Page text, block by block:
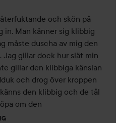
och skön på
in. Man känner sig klibbig
måste duscha av mig den
Jag gillar dock hur slät min
gillar den klibbiga känslan
och drog över kroppen
den klibbig och de tål
om den